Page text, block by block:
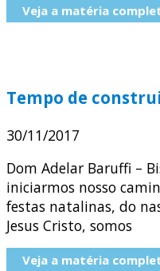
Veja a matéria
Tempo de
30/11/2017
Dom Adelar Baruffi –
iniciarmos nosso
festas natalinas, do
Jesus Cristo, somos
Veja a matéria